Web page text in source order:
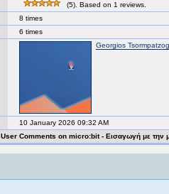
(5). Based on 1 reviews.
8 times
6 times
Georgios
10 January 2026 09:32 AM
User Comments on micro:bit - Εισαγωγή με την